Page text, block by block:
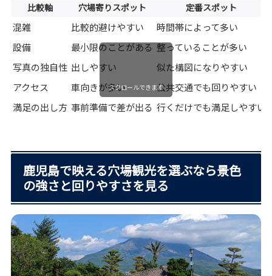
比較軸 穴場寄りスポット 定番スポット
混雑 比較的避けやすい
時間帯によって多い
設備
最小限のことがある 整っていることが多い
写真の独自性 出しやすい
似た構図になりやすい
アクセス
車向きが多い
公共交通でも回りやすい
満足の出し方 事前準備で差が出る 行くだけでも満足しやすい
スクロールできます
鹿児島で映える穴場観光を選ぶなら景色
の強さと回りやすさを見る